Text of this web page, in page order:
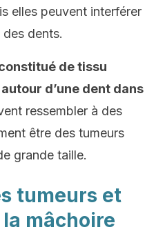
elles peuvent interférer
dents.
de tissu
d’une dent dans
ressembler à des
être des tumeurs
grande taille.
tumeurs et
mâchoire